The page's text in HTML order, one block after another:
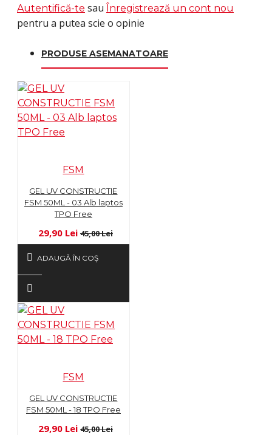
Autentifică-te sau Înregistrează un cont nou
pentru a putea scie o opinie
PRODUSE ASEMANATOARE
FSM
GEL UV CONSTRUCTIE
FSM 50ML - 03 Alb laptos
TPO Free
29,90 Lei 45,00 Lei
ADAUGĂ ÎN COŞ
FSM
GEL UV CONSTRUCTIE
FSM 50ML - 18 TPO Free
29,90 Lei 45,00 Lei